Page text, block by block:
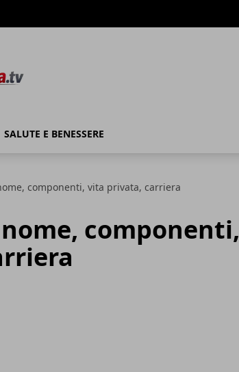
SALUTE E BENESSERE
componenti, vita privata, carriera
componenti,